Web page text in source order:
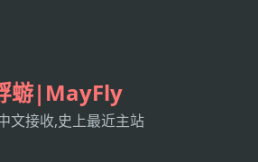
蝣|MayFly
文接收,史上最近主站